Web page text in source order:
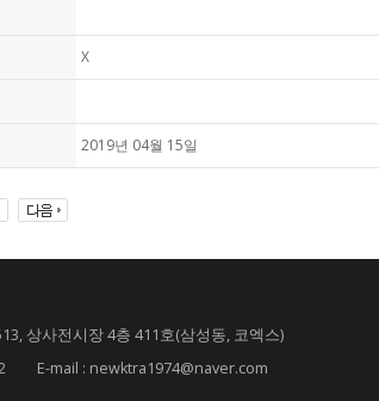
X
2019년 04월 15일
상사전시장 4층 411호(삼성동, 코엑스)
E-mail : newktra1974@naver.com